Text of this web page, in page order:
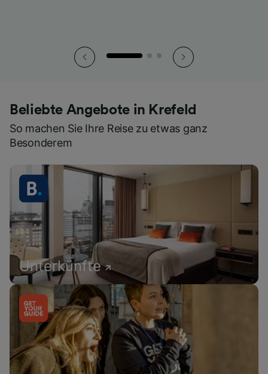
Beliebte Angebote in Krefeld
So machen Sie Ihre Reise zu etwas ganz
Besonderem
Unterkünfte